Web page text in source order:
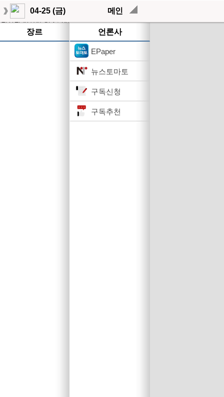
04-25 (금) 메인
장르 언론사
EPaper
뉴스토마토
구독신청
구독추천
작성된 기사가 없습니다.